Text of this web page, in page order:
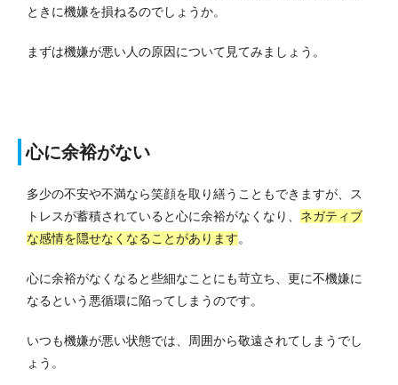
ときに機嫌を損ねるのでしょうか。
まずは機嫌が悪い人の原因について見てみましょう。
心に余裕がない
多少の不安や不満なら笑顔を取り繕うこともできますが、ス
トレスが蓄積されていると心に余裕がなくなり、 ネガティブ
な感情を隠せなくなることがあります。
心に余裕がなくなると些細なことにも苛立ち、更に不機嫌に
なるという悪循環に陥ってしまうのです。
いつも機嫌が悪い状態では、周囲から敬遠されてしまうでし
ょう。